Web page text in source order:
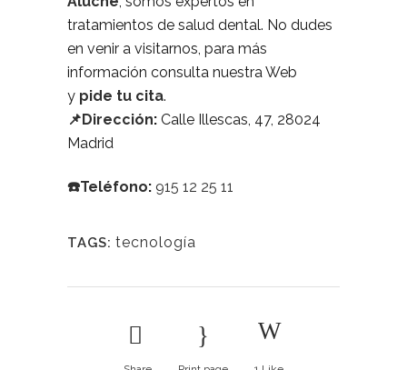
tratamientos de salud dental. No dudes
en venir a visitarnos, para más
información consulta nuestra Web
y pide tu cita.
📌Dirección: Calle Illescas, 47, 28024
Madrid
☎️Teléfono: 915 12 25 11
TAGS: tecnología